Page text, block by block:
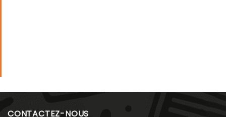
CONTACTEZ-NOUS